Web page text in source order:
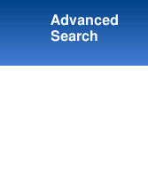
Advanced
Search